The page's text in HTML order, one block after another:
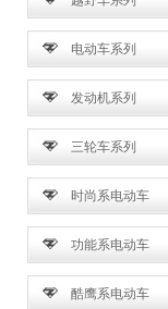
电动车系列
发动机系列
三轮车系列
时尚系电动车
功能系电动车
酷鹰系电动车